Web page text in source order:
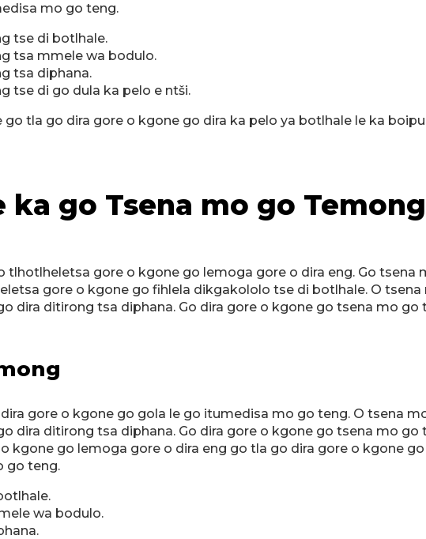
mo go teng.
tse di botlhale.
tsa mmele wa bodulo.
tsa diphana.
tse di go dula ka pelo e ntši.
tla go dira gore o kgone go dira ka pelo ya botlhale le ka
go Tsena mo go Temong
tlhotlheletsa gore o kgone go lemoga gore o dira eng. Go
gore o kgone go fihlela dikgakololo tse di botlhale. O
dira ditirong tsa diphana. Go dira gore o kgone go tsena mo
gore o kgone go gola le go itumedisa mo go teng. O tsena
dira ditirong tsa diphana. Go dira gore o kgone go tsena mo
kgone go lemoga gore o dira eng go tla go dira gore o kgone
go teng.
wa bodulo.